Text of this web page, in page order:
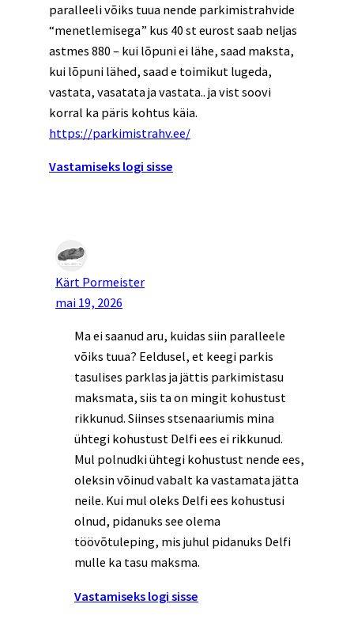
paralleeli võiks tuua nende parkimistrahvide
“menetlemisega” kus 40 st eurost saab neljas
astmes 880 – kui lõpuni ei lähe, saad maksta,
kui lõpuni lähed, saad e toimikut lugeda,
vastata, vasatata ja vastata.. ja vist soovi
korral ka päris kohtus käia.
https://parkimistrahv.ee/
Vastamiseks logi sisse
Kärt Pormeister
mai 19, 2026
Ma ei saanud aru, kuidas siin paralleele
võiks tuua? Eeldusel, et keegi parkis
tasulises parklas ja jättis parkimistasu
maksmata, siis ta on mingit kohustust
rikkunud. Siinses stsenaariumis mina
ühtegi kohustust Delfi ees ei rikkunud.
Mul polnudki ühtegi kohustust nende ees,
oleksin võinud vabalt ka vastamata jätta
neile. Kui mul oleks Delfi ees kohustusi
olnud, pidanuks see olema
töövõtuleping, mis juhul pidanuks Delfi
mulle ka tasu maksma.
Vastamiseks logi sisse